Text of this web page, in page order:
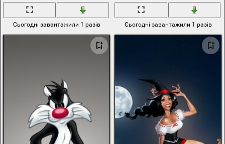
Сьогодні завантажили 1 разів Сьогодні завантажили 1 разів